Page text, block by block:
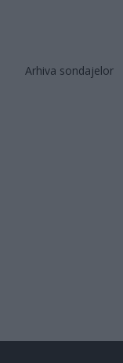
Arhiva sondajelor